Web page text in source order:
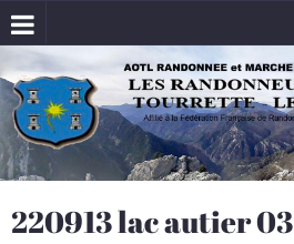
220913 lac autier 03